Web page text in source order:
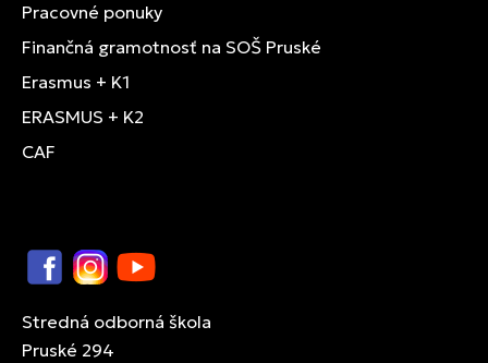
Pracovné ponuky
Finančná gramotnosť na SOŠ Pruské
Erasmus + K1
ERASMUS + K2
CAF
FacebookInstagram
YouTube
Stredná odborná škola
Pruské 294